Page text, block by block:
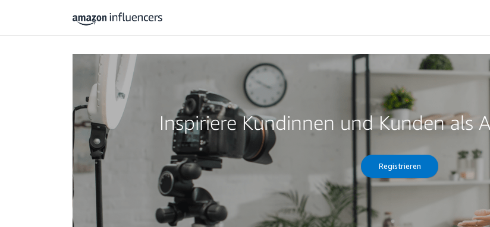
Inspiriere Kundinnen und Kunden als
Registrieren